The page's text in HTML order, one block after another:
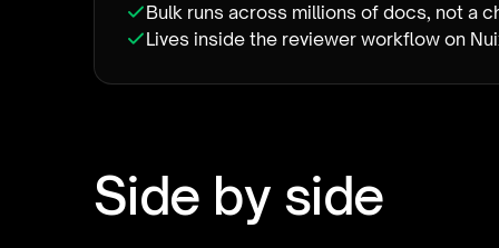
Bulk runs across millions of docs, not a
Lives inside the reviewer workflow on
Side by side